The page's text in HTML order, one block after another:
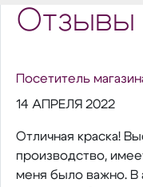
Отзывы
Посетитель
14 АПРЕЛЯ 2022
Отличная краска!
производство,
меня было важно. В